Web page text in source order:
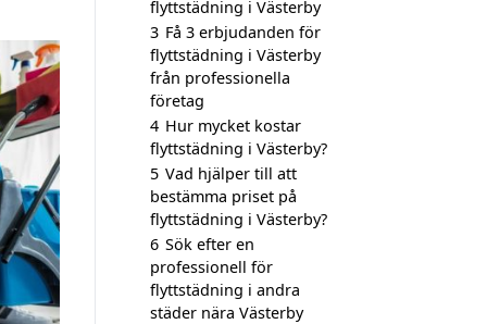
flyttstädning i Västerby
3 Få 3 erbjudanden för
flyttstädning i Västerby
från professionella
företag
4 Hur mycket kostar
flyttstädning i Västerby?
5 Vad hjälper till att
bestämma priset på
flyttstädning i Västerby?
6 Sök efter en
professionell för
flyttstädning i andra
städer nära Västerby